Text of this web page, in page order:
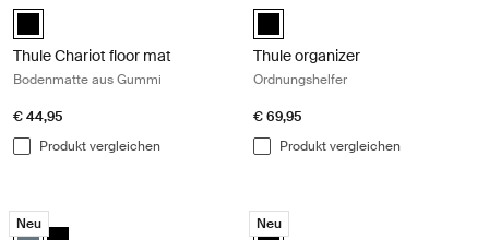
black (selected)
Thule Chariot floor mat
Bodenmatte aus Gummi
€ 44,95
Produkt vergleichen
Thule organizer Schwarz
Thule organizer
Ordnungshelfer
€ 69,95
Produkt vergleichen
Thule Aion changing bag All-in-One Wickeltasche Dark slate
Neu
Thule Aion changing bag dunkler Schiefer (selected)
Thule Aion changing bag Schwarz
Thule Aion changing backpack
Neu
Thule Aion changing backpack